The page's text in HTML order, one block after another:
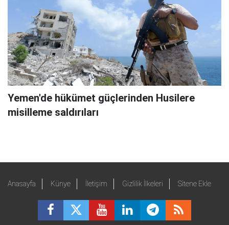
Yemen'de hükümet güçlerinden Husilere
misilleme saldırıları
Anasayfa Künye İletişim Gizlilik İlkeleri Sitene Ekle